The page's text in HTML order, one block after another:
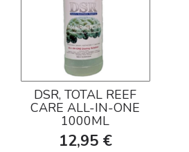
DSR, TOTAL REEF
CARE ALL-IN-ONE
1000ML
12,95 €